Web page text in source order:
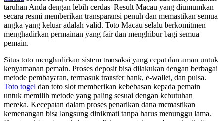
taruhan Anda dengan lebih cerdas. Result Macau yang diumumkan
secara resmi memberikan transparansi penuh dan memastikan semua
angka yang keluar adalah valid. Toto Macau selalu berkomitmen
menghadirkan permainan yang fair dan menghibur bagi semua
pemain.
Situs toto menghadirkan sistem transaksi yang cepat dan aman untuk
kenyamanan pemain. Proses deposit bisa dilakukan dengan berbagai
metode pembayaran, termasuk transfer bank, e-wallet, dan pulsa.
Toto togel dan toto slot memberikan kebebasan kepada pemain
untuk memilih metode yang paling sesuai dengan kebutuhan
mereka. Kecepatan dalam proses penarikan dana memastikan
kemenangan bisa langsung dinikmati tanpa harus menunggu lama.